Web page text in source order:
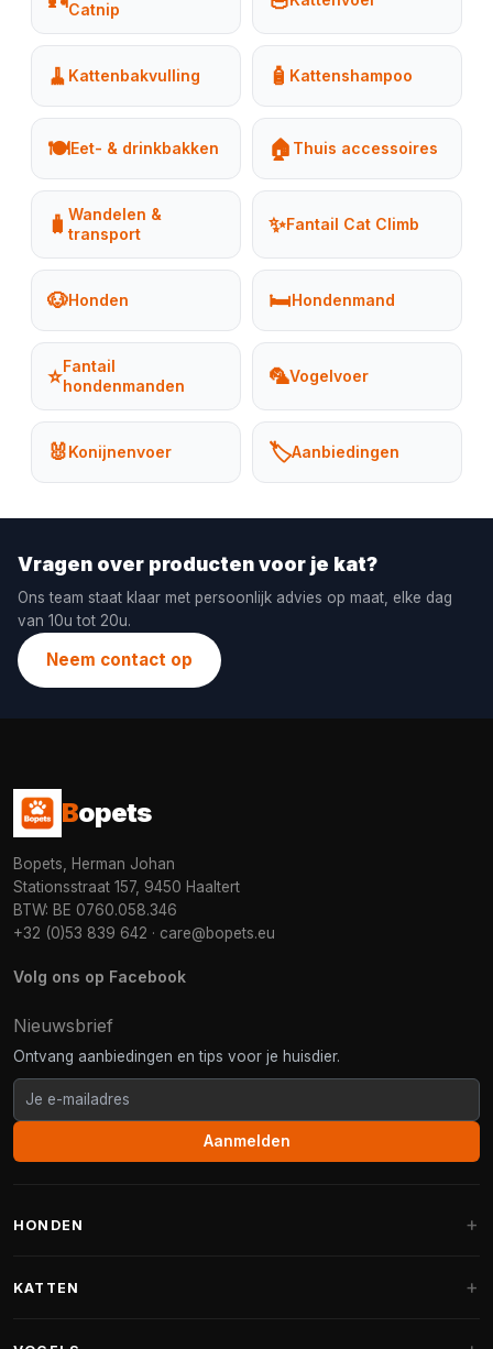
Catnip
🧹 Kattenbakvulling 🧴 Kattenshampoo
🍽️Eet- & drinkbakken 🏠 Thuis accessoires
🧳 Wandelen &
transport
✨Fantail Cat Climb
🐶Honden 🛏️Hondenmand
⭐Fantail
hondenmanden
🦜Vogelvoer
🐰Konijnenvoer 🏷️Aanbiedingen
Vragen over producten voor je kat?
Ons team staat klaar met persoonlijk advies op maat, elke dag
van 10u tot 20u.
Neem contact op
Bopets
Bopets, Herman Johan
Stationsstraat 157, 9450 Haaltert
BTW: BE 0760.058.346
+32 (0)53 839 642 · care@bopets.eu
Volg ons op Facebook
Nieuwsbrief
Ontvang aanbiedingen en tips voor je huisdier.
Aanmelden
HONDEN
KATTEN